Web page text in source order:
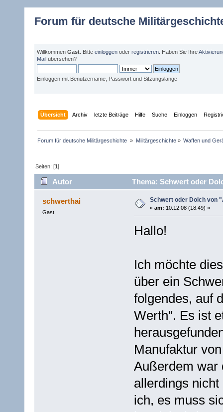
Forum für deutsche
Willkommen Gast . Bitte einloggen oder registrieren . Haben Sie Ihre
Mail übersehen?
Einloggen mit Benutzername, Passwort und Sitzungslänge
Übersicht Archiv letzte Beiträge Hilfe Suche Einloggen
Forum für deutsche Militärgeschichte » Militärgeschichte» Waffen und
Seiten: [1]
Autor Thema: Schwert oder
schwerthai
Gast
Schwert oder Dolch von
« am: 10.12.08 (18:49) »
Hallo!
Ich möchte
über ein
folgendes, auf
Werth". Es ist
Manufaktur
Außerdem war
allerdings
ich, es muss